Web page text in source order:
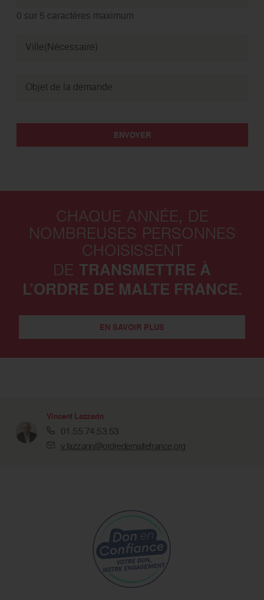
0 sur 5 caractères maximum
Ville(Nécessaire)
Objet de la demande
ENVOYER
CHAQUE ANNÉE, DE
NOMBREUSES PERSONNES
CHOISISSENT
DE TRANSMETTRE À
L’ORDRE DE MALTE FRANCE.
EN SAVOIR PLUS
Vincent Lazzarin
01.55.74.53.53
v.lazzarin@ordredemaltefrance.org